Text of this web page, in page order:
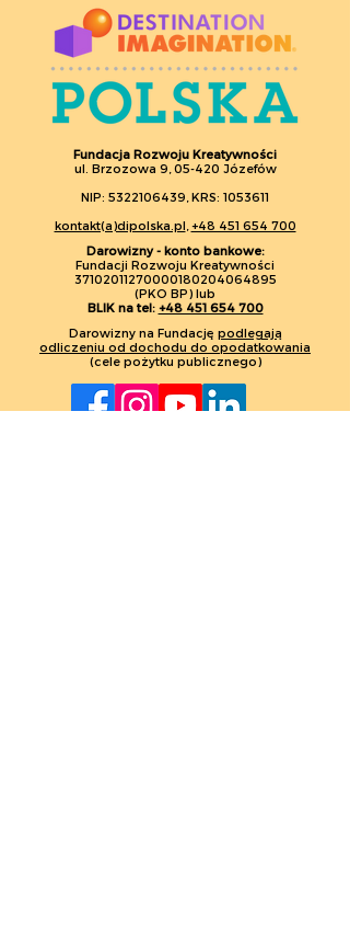
Wizyta polskiej
reprezentacji
Olimpiady
Kreatywności
Destination
Imagination w
Ambasadzie RP w
Pekinie
Fundacja Rozwoju Kreatywności
ul. Brzozowa 9, 05-420 Józefów
NIP: 5322106439, KRS: 1053611
kontakt(a)dipolska.pl +48 451 654 700
Darowizny - konto bankowe:
Fundacji Rozwoju Kreatywności
37102011270000180204064895
(PKO BP) lub
BLIK na tel: +48 451 654 700
Darowizny na Fundację podlegają
odliczeniu od dochodu do opodatkowania
(cele pożytku publicznego)